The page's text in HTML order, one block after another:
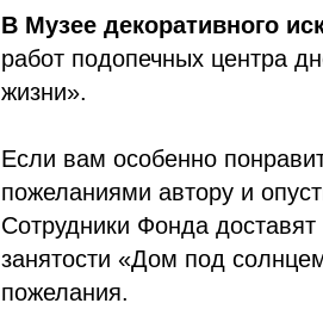
В Музее декоративного
работ подопечных центра
жизни».
Если вам особенно
пожеланиями автору и
Сотрудники Фонда
занятости «Дом под
пожелания.